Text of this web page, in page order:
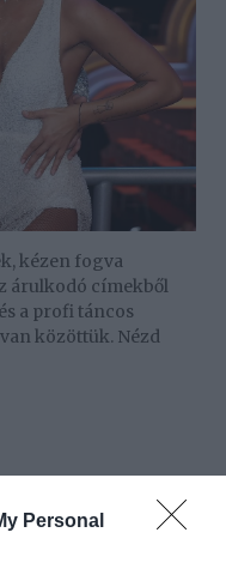
Personal
kézen fogva
árulkodó címekből
a profi táncos
közöttük. Nézd